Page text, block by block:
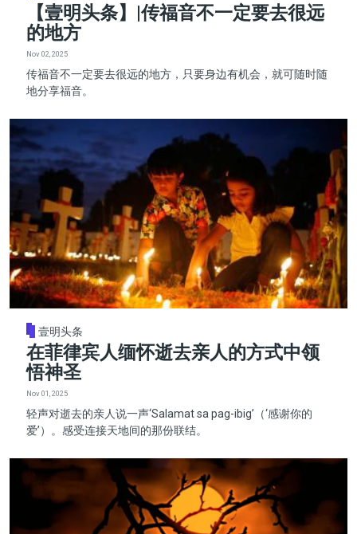
【壹明头条】|传福音不一定要去很远
的地方
Nov 02, 2025
传福音不一定要去很远的地方，只要身边有机会，就可随时随
地分享福音。
壹明头条
在菲律宾人缅怀逝去亲人的方式中领
悟神圣
Nov 01, 2025
轻声对逝去的亲人说一声‘Salamat sa pag-ibig’（‘感谢你的
爱’）。感受连接天地间的那份联结。